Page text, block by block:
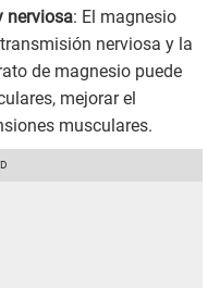
nerviosa: El magnesio
nerviosa y la
de magnesio puede
mejorar el
musculares.